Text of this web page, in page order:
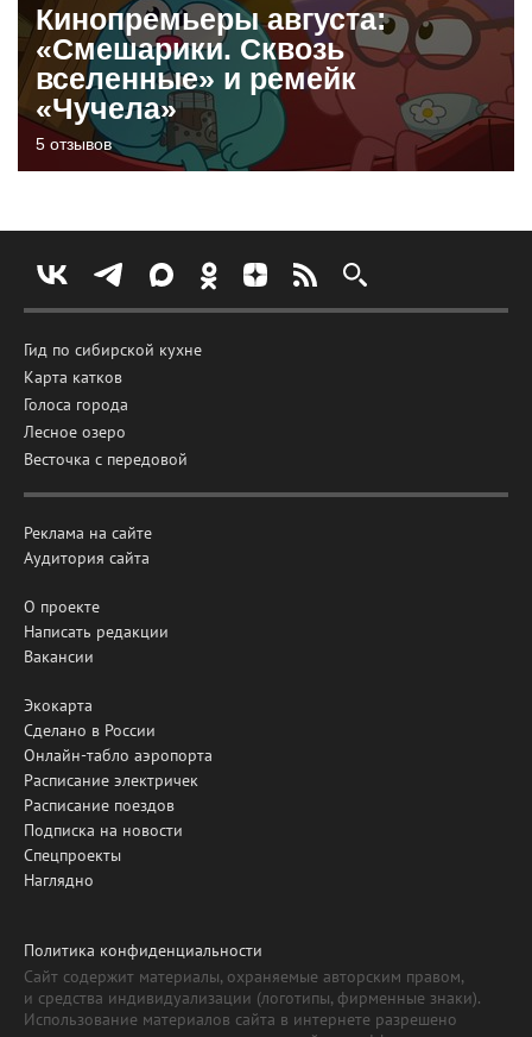
Кинопремьеры августа:
«Смешарики. Сквозь
вселенные» и ремейк
«Чучела»
5 отзывов
Гид по сибирской кухне
Карта катков
Голоса города
Лесное озеро
Весточка с передовой
Реклама на сайте
Аудитория сайта
О проекте
Написать редакции
Вакансии
Экокарта
Сделано в России
Онлайн-табло аэропорта
Расписание электричек
Расписание поездов
Подписка на новости
Спецпроекты
Наглядно
Политика конфиденциальности
Сайт содержит материалы, охраняемые авторским правом,
и средства индивидуализации (логотипы, фирменные знаки).
Использование материалов сайта в интернете разрешено